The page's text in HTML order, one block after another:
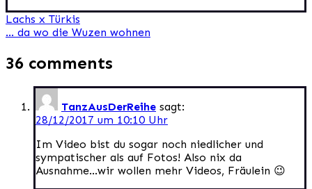
Beitragsnavigation
Lachs x Türkis
… da wo die Wuzen wohnen
36 comments
TanzAusDerReihe sagt:
28/12/2017 um 10:10 Uhr
Im Video bist du sogar noch niedlicher und
sympatischer als auf Fotos! Also nix da
Ausnahme…wir wollen mehr Videos, Fräulein 😉